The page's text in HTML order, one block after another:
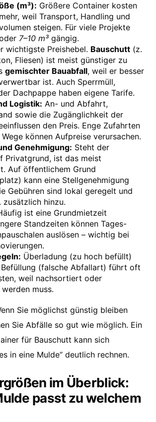
(m³): Größere Container kosten
weil Transport, Handling und
steigen. Für viele Projekte
7–10 m³ gängig.
wichtigste Preishebel. Bauschutt (z.
Fliesen) ist meist günstiger zu
gemischter Bauabfall, weil er besser
ist. Auch Sperrmüll,
Dachpappe haben eigene Tarife.
Logistik: An- und Abfahrt,
sowie die Zugänglichkeit der
den Preis. Enge Zufahrten
können Aufpreise verursachen.
Genehmigung: Steht der
Privatgrund, ist das meist
Auf öffentlichem Grund
kann eine Stellgenehmigung
Gebühren sind lokal geregelt und
zusätzlich hinzu.
ist eine Grundmietzeit
Standzeiten können Tages-
auslösen – wichtig bei
Überladung (zu hoch befüllt)
(falsche Abfallart) führt oft
weil nachsortiert oder
muss.
Sie möglichst günstig bleiben
Sie Abfälle so gut wie möglich. Ein
für Bauschutt kann sich
in eine Mulde“ deutlich rechnen.
im Überblick:
passt zu welchem